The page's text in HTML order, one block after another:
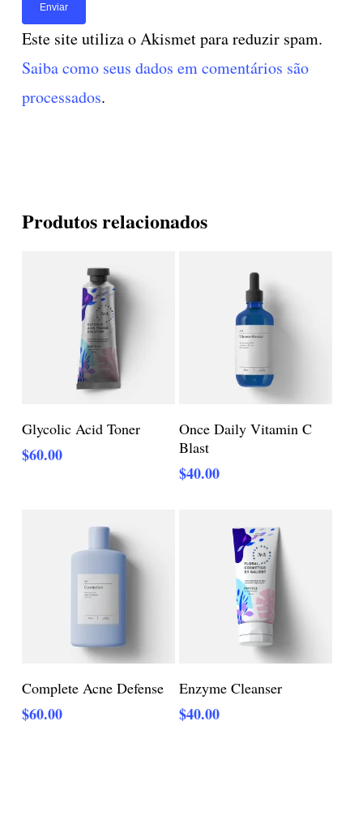
Este site utiliza o Akismet para reduzir spam.
Saiba como seus dados em comentários são
processados.
Produtos relacionados
Glycolic Acid Toner
$60.00
Once Daily Vitamin C
Blast
$40.00
Complete Acne Defense
$60.00
Enzyme Cleanser
$40.00